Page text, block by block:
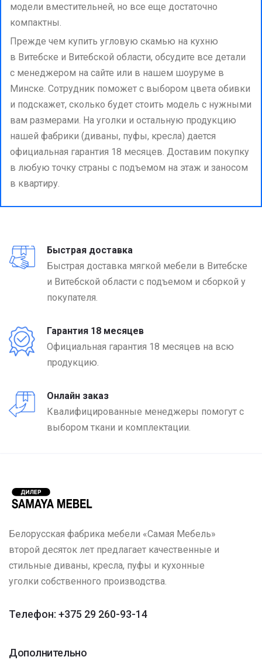
модели вместительней, но все еще достаточно
компактны.
Прежде чем купить угловую скамью на кухню
в Витебске и Витебской области, обсудите все детали
с менеджером на сайте или в нашем шоуруме в
Минске. Сотрудник поможет с выбором цвета обивки
и подскажет, сколько будет стоить модель с нужными
вам размерами. На уголки и остальную продукцию
нашей фабрики (диваны, пуфы, кресла) дается
официальная гарантия 18 месяцев. Доставим покупку
в любую точку страны с подъемом на этаж и заносом
в квартиру.
Быстрая доставка
Быстрая доставка мягкой мебели в Витебске
и Витебской области с подъемом и сборкой у
покупателя.
Гарантия 18 месяцев
Официальная гарантия 18 месяцев на всю
продукцию.
Онлайн заказ
Квалифицированные менеджеры помогут с
выбором ткани и комплектации.
Белорусская фабрика мебели «Самая Мебель»
второй десяток лет предлагает качественные и
стильные диваны, кресла, пуфы и кухонные
уголки собственного производства.
Телефон: +375 29 260-93-14
Дополнительно